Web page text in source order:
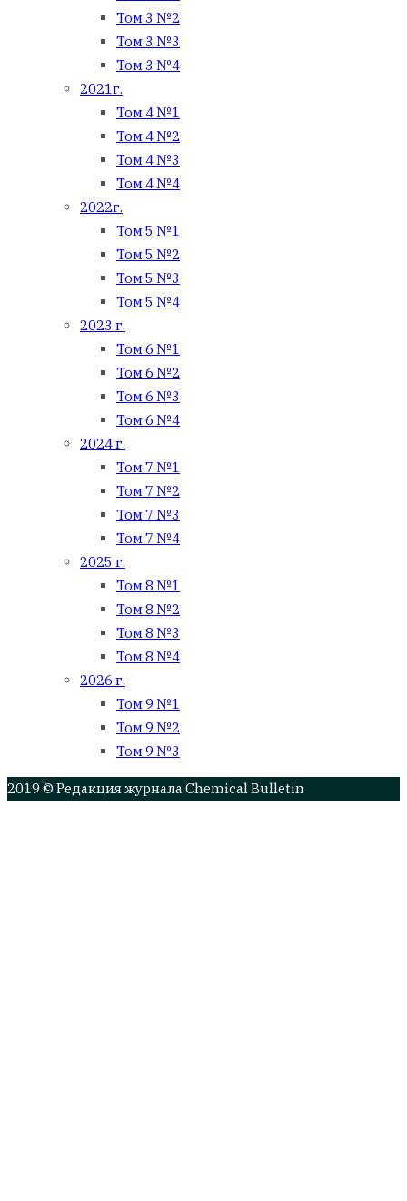
Том 3 №2
Том 3 №3
Том 3 №4
2021г.
Том 4 №1
Том 4 №2
Том 4 №3
Том 4 №4
2022г.
Том 5 №1
Том 5 №2
Том 5 №3
Том 5 №4
2023 г.
Том 6 №1
Том 6 №2
Том 6 №3
Том 6 №4
2024 г.
Том 7 №1
Том 7 №2
Том 7 №3
Том 7 №4
2025 г.
Том 8 №1
Том 8 №2
Том 8 №3
Том 8 №4
2026 г.
Том 9 №1
Том 9 №2
Том 9 №3
2019 © Редакция журнала Chemical Bulletin